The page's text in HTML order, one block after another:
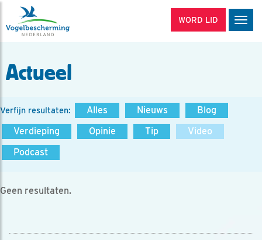
WORD LID
Actueel
Verfijn resultaten: Alles Nieuws
Blog
Verdieping
Opinie Tip
Video
Podcast
Geen resultaten.